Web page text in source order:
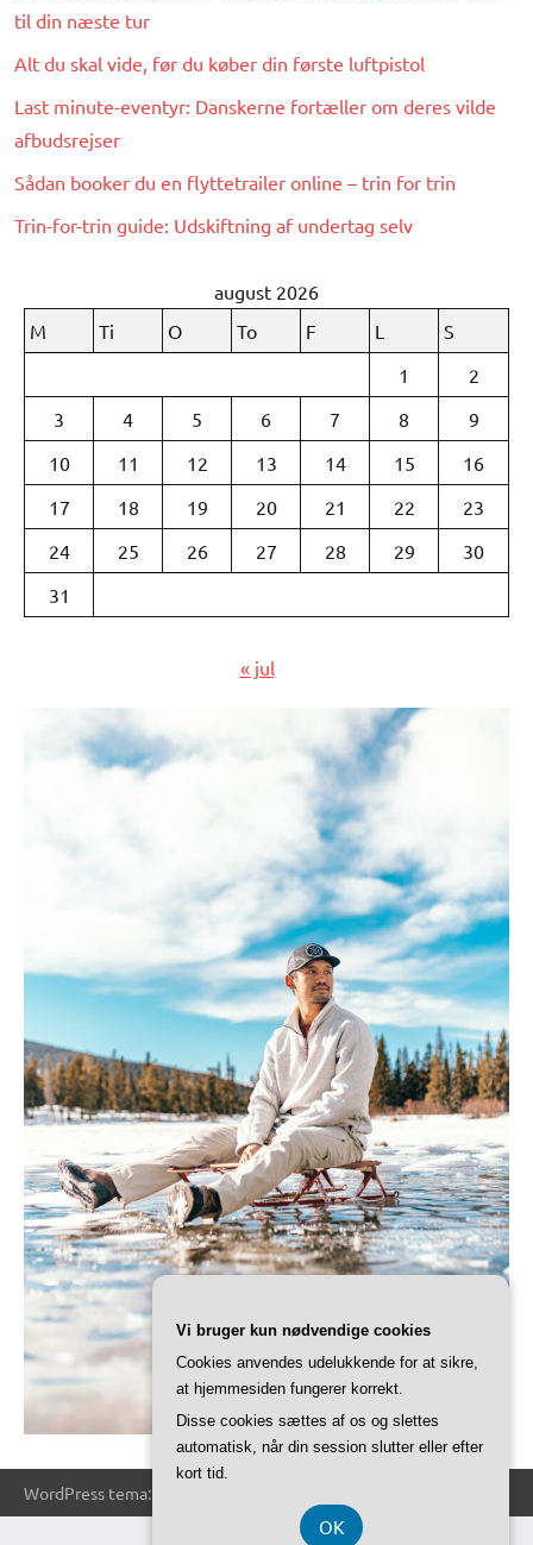
til din næste tur
Alt du skal vide, før du køber din første luftpistol
Last minute-eventyr: Danskerne fortæller om deres vilde
afbudsrejser
Sådan booker du en flyttetrailer online – trin for trin
Trin-for-trin guide: Udskiftning af undertag selv
august 2026
M
Ti O To F L
S
1
2
3
4 5 6 7 8
9
10
11 12 13 14 15
16
17
18 19 20 21 22
23
24
25 26 27 28 29
30
31
« jul
WordPress tema: Dynamico by ThemeZee.
Vi bruger kun nødvendige cookies
Cookies anvendes udelukkende for at sikre,
at hjemmesiden fungerer korrekt.
Disse cookies sættes af os og slettes
automatisk, når din session slutter eller efter
kort tid.
OK